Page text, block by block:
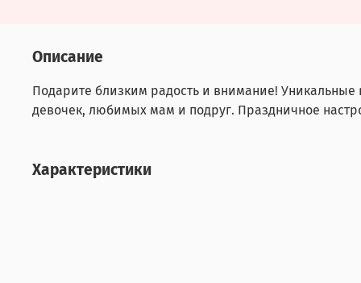
Описание
Подарите близким радость и внимание!
девочек, любимых мам и подруг. Праздничное
Характеристики